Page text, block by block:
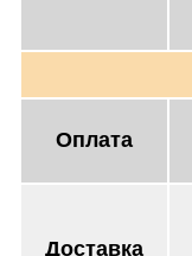
Оплата
Доставка